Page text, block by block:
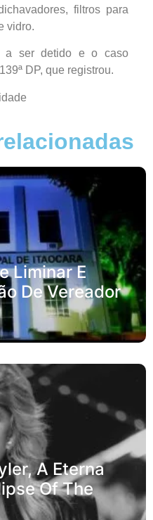
filtros para
vidro.
a ser detido e o caso
DP, que registrou.
Liminar E
De Vereador
A Eterna
Of The